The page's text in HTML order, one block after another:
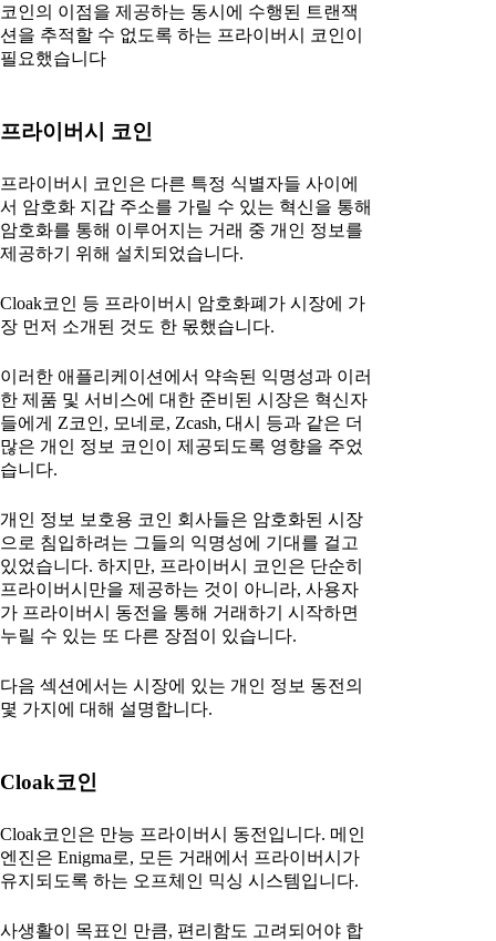
코인의 이점을 제공하는 동시에 수행된 트랜잭
션을 추적할 수 없도록 하는 프라이버시 코인이
필요했습니다
프라이버시 코인
프라이버시 코인은 다른 특정 식별자들 사이에
서 암호화 지갑 주소를 가릴 수 있는 혁신을 통해
암호화를 통해 이루어지는 거래 중 개인 정보를
제공하기 위해 설치되었습니다.
Cloak코인 등 프라이버시 암호화폐가 시장에 가
장 먼저 소개된 것도 한 몫했습니다.
이러한 애플리케이션에서 약속된 익명성과 이러
한 제품 및 서비스에 대한 준비된 시장은 혁신자
들에게 Z코인, 모네로, Zcash, 대시 등과 같은 더
많은 개인 정보 코인이 제공되도록 영향을 주었
습니다.
개인 정보 보호용 코인 회사들은 암호화된 시장
으로 침입하려는 그들의 익명성에 기대를 걸고
있었습니다. 하지만, 프라이버시 코인은 단순히
프라이버시만을 제공하는 것이 아니라, 사용자
가 프라이버시 동전을 통해 거래하기 시작하면
누릴 수 있는 또 다른 장점이 있습니다.
다음 섹션에서는 시장에 있는 개인 정보 동전의
몇 가지에 대해 설명합니다.
Cloak코인
Cloak코인은 만능 프라이버시 동전입니다. 메인
엔진은 Enigma로, 모든 거래에서 프라이버시가
유지되도록 하는 오프체인 믹싱 시스템입니다.
사생활이 목표인 만큼, 편리함도 고려되어야 합